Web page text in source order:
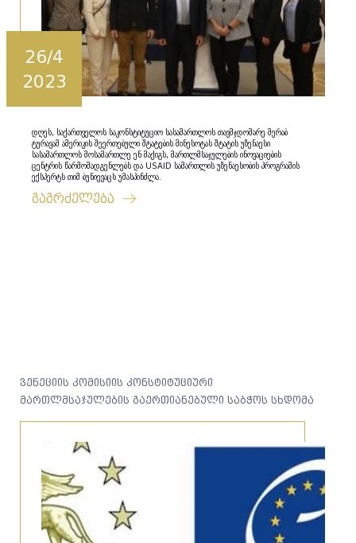
26/4
2023
დღეს, საქართველოს საკონსტიტუციო სასამართლოს თავმჯდომარე მერაბ
ტურავამ ამერიკის შეერთებული შტატების მინესოტას შტატის უზენაესი
სასამართლოს მოსამართლე ენ მაქიგს, მართლმსაჯულების ინოვაციების
ცენტრის წარმომადგენლებს და USAID სამართლის უზენაესობის პროგრამის
ექსპერტს თიმ ბუნიევაცს უმასპინძლა.
გაგრძელება
ვენეციის კომისიის კონსტიტუციური
მართლმსაჯულების გაერთიანებული საბჭოს სხდომა